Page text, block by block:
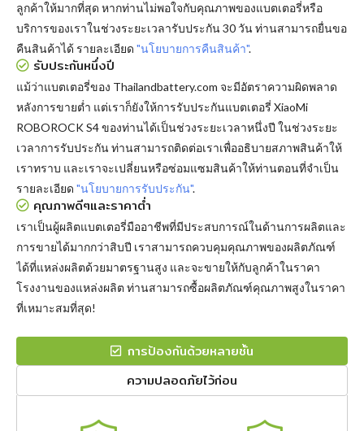
ลูกค้าให้มากที่สุด หากท่านไม่พอใจกับคุณภาพของแบตเตอรี่หรือ
บริการของเราในช่วงระยะเวลารับประกัน 30 วัน ท่านสามารถยื่นขอ
คืนสินค้าได้ รายละเอียด "นโยบายการคืนสินค้า".
รับประกันหนึ่งปี
แม้ว่าแบตเตอรี่ของ Thailandbattery.com จะมีอัตราความผิดพลาด
หลังการขายต่ำ แต่เราก็ยังให้การรับประกันแบตเตอรี่ XiaoMi
ROBOROCK S4 ของท่านได้เป็นช่วงระยะเวลาหนึ่งปี ในช่วงระยะ
เวลาการรับประกัน ท่านสามารถติดต่อเราเพื่ออธิบายสภาพสินค้าให้
เราทราบ และเราจะเปลี่ยนหรือซ่อมแซมสินค้าให้ท่านตอนที่จำเป็น
รายละเอียด "นโยบายการรับประกัน".
คุณภาพดีๆและราคาต่ำ
เราเป็นผู้ผลิตแบตเตอรี่มืออาชีพที่มีประสบการณ์ในด้านการผลิตและ
การขายได้มากกว่าสิบปี เราสามารถควบคุมคุณภาพของผลิตภัณฑ์
ได้ที่แหล่งผลิตด้วยมาตรฐานสูง และจะขายให้กับลูกค้าในราคา
โรงงานของแหล่งผลิต ท่านสามารถซื้อผลิตภัณฑ์คุณภาพสูงในราคา
ที่เหมาะสมที่สุด!
การป้องกันด้วยหลายชั้น
ความปลอดภัยไว้ก่อน